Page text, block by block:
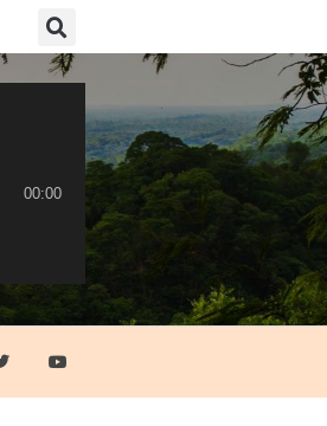
00:00